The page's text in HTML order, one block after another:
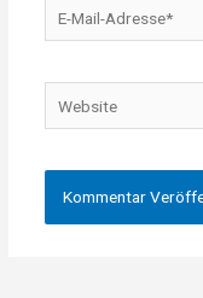
Mail-
Website